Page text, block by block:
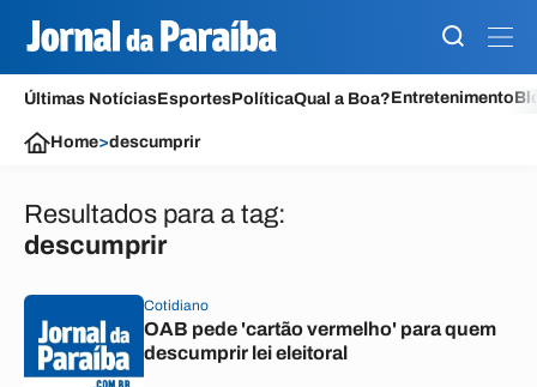
Últimas NotíciasEsportesPolíticaQual a Boa?Entretenimento
Home>descumprir
Resultados para a tag:
descumprir
Cotidiano
OAB pede 'cartão vermelho' para quem
descumprir lei eleitoral